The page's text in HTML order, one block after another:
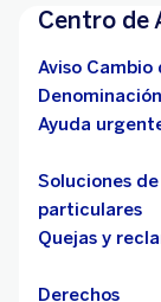
Centro de
Aviso Cambio
Denominación
Ayuda
Soluciones
particulares
Quejas y
Derechos